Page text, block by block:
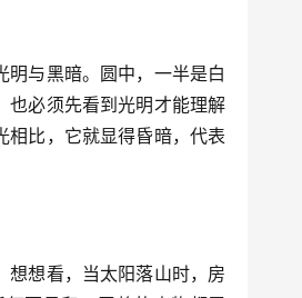
与黑暗。圆中，一半是白
必须先看到光明才能理解
相比，它就显得昏暗，代表
想想看，当太阳落山时，房